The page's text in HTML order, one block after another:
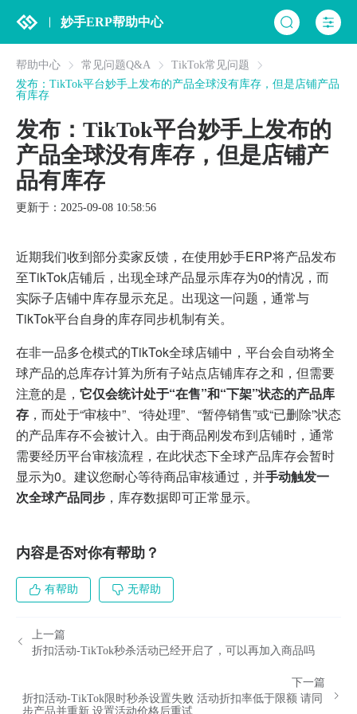
妙手ERP帮助中心
帮助中心 常见问题Q&A
TikTok常见问题
发布：TikTok平台妙手上发布的产品全球没有库存，但是店铺产品
有库存
发布：TikTok平台妙手上发布的
产品全球没有库存，但是店铺产
品有库存
更新于：2025-09-08 10:58:56
近期我们收到部分卖家反馈，在使用妙手ERP将产品发布
至TikTok店铺后，出现全球产品显示库存为0的情况，而
实际子店铺中库存显示充足。出现这一问题，通常与
TikTok平台自身的库存同步机制有关。
在非一品多仓模式的TikTok全球店铺中，平台会自动将全
球产品的总库存计算为所有子站点店铺库存之和，但需要
注意的是， 它仅会统计处于“在售”和“下架”状态的产品库
存 ，而处于“审核中”、“待处理”、“暂停销售”或“已删除”状态
的产品库存不会被计入。由于商品刚发布到店铺时，通常
需要经历平台审核流程，在此状态下全球产品库存会暂时
显示为0。建议您耐心等待商品审核通过，并手动触发一
次全球产品同步 ，库存数据即可正常显示。
内容是否对你有帮助？
有帮助 无帮助
上一篇
折扣活动-TikTok秒杀活动已经开启了，可以再加入商品吗
下一篇
折扣活动-TikTok限时秒杀设置失败 活动折扣率低于限额 请同
步产品并重新 设置活动价格后重试